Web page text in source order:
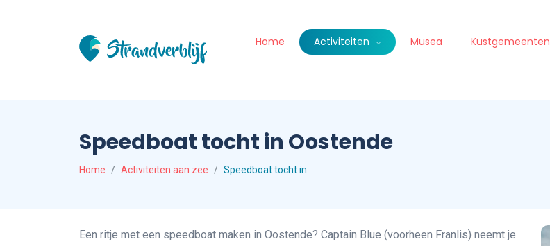
Home Activiteiten Musea Kustgemeenten
Speedboat tocht in Oostende
Home Activiteiten aan zee Speedboat tocht in…
Een ritje met een speedboat maken in Oostende? Captain Blue (voorheen Franlis) neemt je